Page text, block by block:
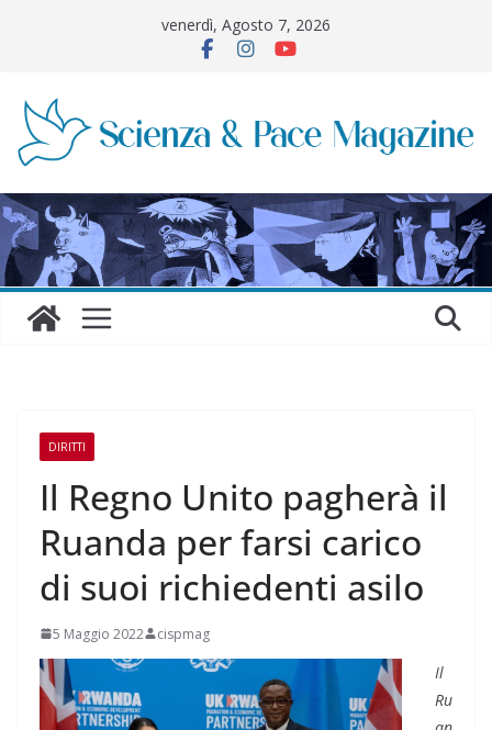
venerdì, Agosto 7, 2026
DIRITTI
Il Regno Unito pagherà il
Ruanda per farsi carico
di suoi richiedenti asilo
5 Maggio 2022 cispmag
Il
Ru